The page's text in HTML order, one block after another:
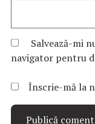
Salvează-mi
navigator pentru
Înscrie-mă la